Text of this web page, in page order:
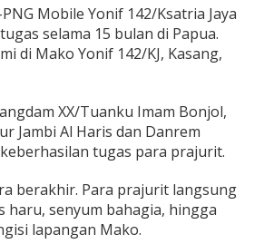
Mobile Yonif 142/Ksatria Jaya
selama 15 bulan di Papua.
di Mako Yonif 142/KJ, Kasang,
XX/Tuanku Imam Bonjol,
Jambi Al Haris dan Danrem
tugas para prajurit.
berakhir. Para prajurit langsung
haru, senyum bahagia, hingga
lapangan Mako.